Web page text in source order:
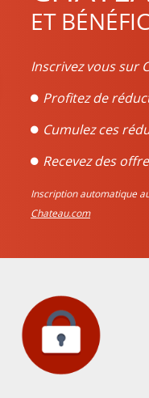
ET
Inscrivez vous sur
Profitez de
Cumulez ces
Recevez des
Inscription automatique
Chateau.com